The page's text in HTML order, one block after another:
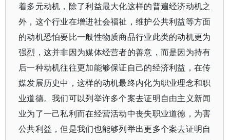
着多元动机，除了利益最大化这样的普遍经济动机之
外，这个行业在增进社会福祉，维护公共利益等方面
的动机恐怕要比一般性物质商品行业此类的动机更为
强烈，这并非因为媒体经营者的善意，而是因为持有
后一种动机往往更加能够保证自己的经济利益，在传
媒发展历史中，这样的动机最终内化为职业理念和职
业道德。我们可以列举许多个案去证明自由主义新闻
业为了一己私利而在经营活动中丧失职业道德，为害
公共利益，但是我们也能够列举出更多个案去证明自